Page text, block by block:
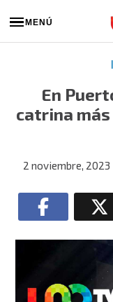
MENÚ
En
catrina
2 noviembre, 2023